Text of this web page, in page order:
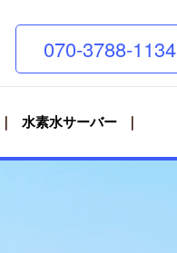
070-3788-1134
水素水サーバー